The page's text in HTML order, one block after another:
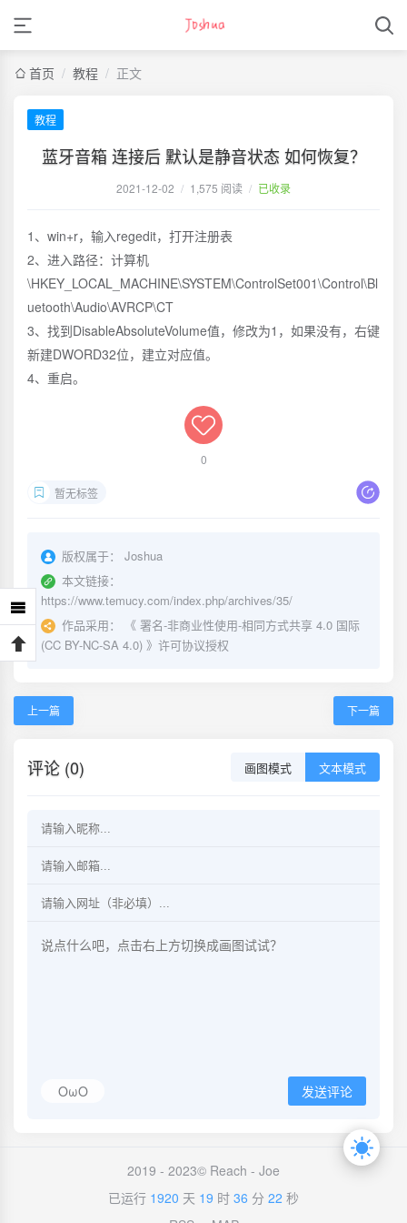
首页 / 教程 / 正文
教程
蓝牙音箱 连接后 默认是静音状态 如何恢复？
2021-12-02 / 1,575 阅读 / 已收录
1、win+r，输入regedit，打开注册表
2、进入路径：计算机
\HKEY_LOCAL_MACHINE\SYSTEM\ControlSet001\Control\Bl
uetooth\Audio\AVRCP\CT
3、找到DisableAbsoluteVolume值，修改为1，如果没有，右键
新建DWORD32位，建立对应值。
4、重启。
0
暂无标签
版权属于：
Joshua
本文链接：
https://www.temucy.com/index.php/archives/35/
作品采用：
《 署名-非商业性使用-相同方式共享 4.0 国际
(CC BY-NC-SA 4.0) 》许可协议授权
上一篇 下一篇
评论 (0) 画图模式 文本模式
OωO 发送评论
2019 - 2023© Reach - Joe
已运行 1920 天 19 时 36 分 22 秒